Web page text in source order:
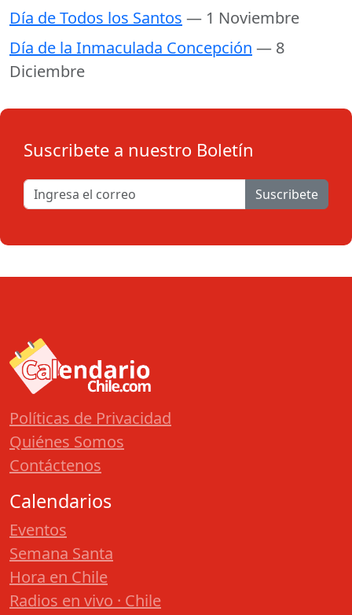
Día de Todos los Santos — 1 Noviembre
Día de la Inmaculada Concepción — 8
Diciembre
Suscribete a nuestro Boletín
Suscribete
Políticas de Privacidad
Quiénes Somos
Contáctenos
Calendarios
Eventos
Semana Santa
Hora en Chile
Radios en vivo · Chile